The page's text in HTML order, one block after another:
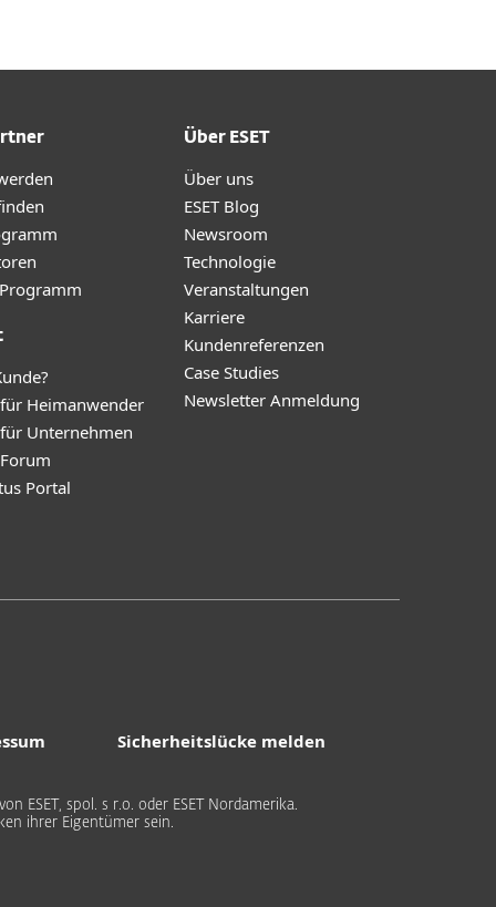
Heimanwender
Unternehmen
Portal
Über ESET
Über uns
ESET Blog
Newsroom
Technologie
Veranstaltungen
Karriere
Kundenreferenzen
Case Studies
Newsletter Anmeldung
Sicherheitslücke melden
ESET, spol. s r.o. oder ESET Nordamerika.
ihrer Eigentümer sein.